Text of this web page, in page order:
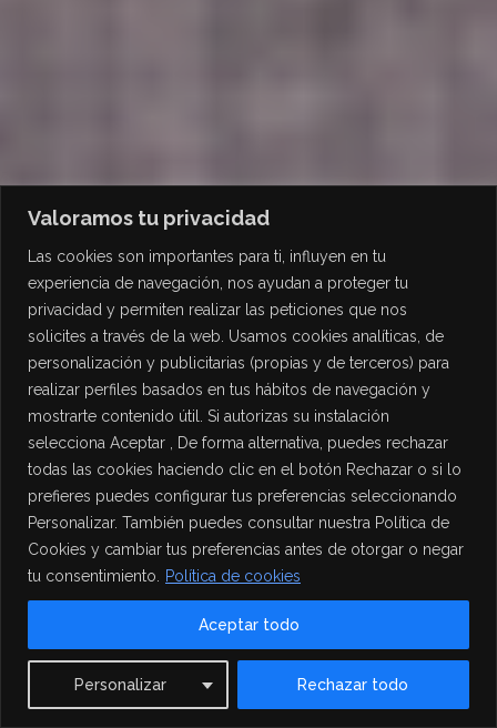
Valoramos tu privacidad
Las cookies son importantes para ti, influyen en tu
experiencia de navegación, nos ayudan a proteger tu
privacidad y permiten realizar las peticiones que nos
solicites a través de la web. Usamos cookies analíticas, de
personalización y publicitarias (propias y de terceros) para
realizar perfiles basados en tus hábitos de navegación y
mostrarte contenido útil. Si autorizas su instalación
selecciona Aceptar , De forma alternativa, puedes rechazar
todas las cookies haciendo clic en el botón Rechazar o si lo
prefieres puedes configurar tus preferencias seleccionando
Personalizar. También puedes consultar nuestra Política de
Cookies y cambiar tus preferencias antes de otorgar o negar
tu consentimiento.
Política de cookies
Personalizar Rechazar todo
Aceptar todo